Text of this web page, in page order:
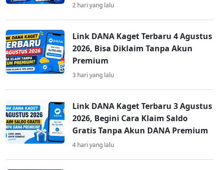
2 hari yang lalu
Link DANA Kaget Terbaru 4 Agustus
2026, Bisa Diklaim Tanpa Akun
Premium
3 hari yang lalu
Link DANA Kaget Terbaru 3 Agustus
2026, Begini Cara Klaim Saldo
Gratis Tanpa Akun DANA Premium
4 hari yang lalu